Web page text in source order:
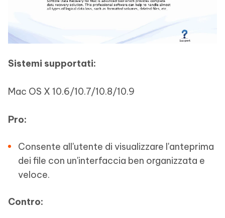
Sistemi supportati:
Mac OS X 10.6/10.7/10.8/10.9
Pro:
Consente all'utente di visualizzare l'anteprima
dei file con un'interfaccia ben organizzata e
veloce.
Contro: